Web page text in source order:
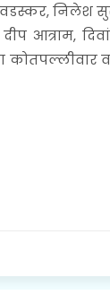
निलेश
आत्राम,
कोतपल्लीवार व